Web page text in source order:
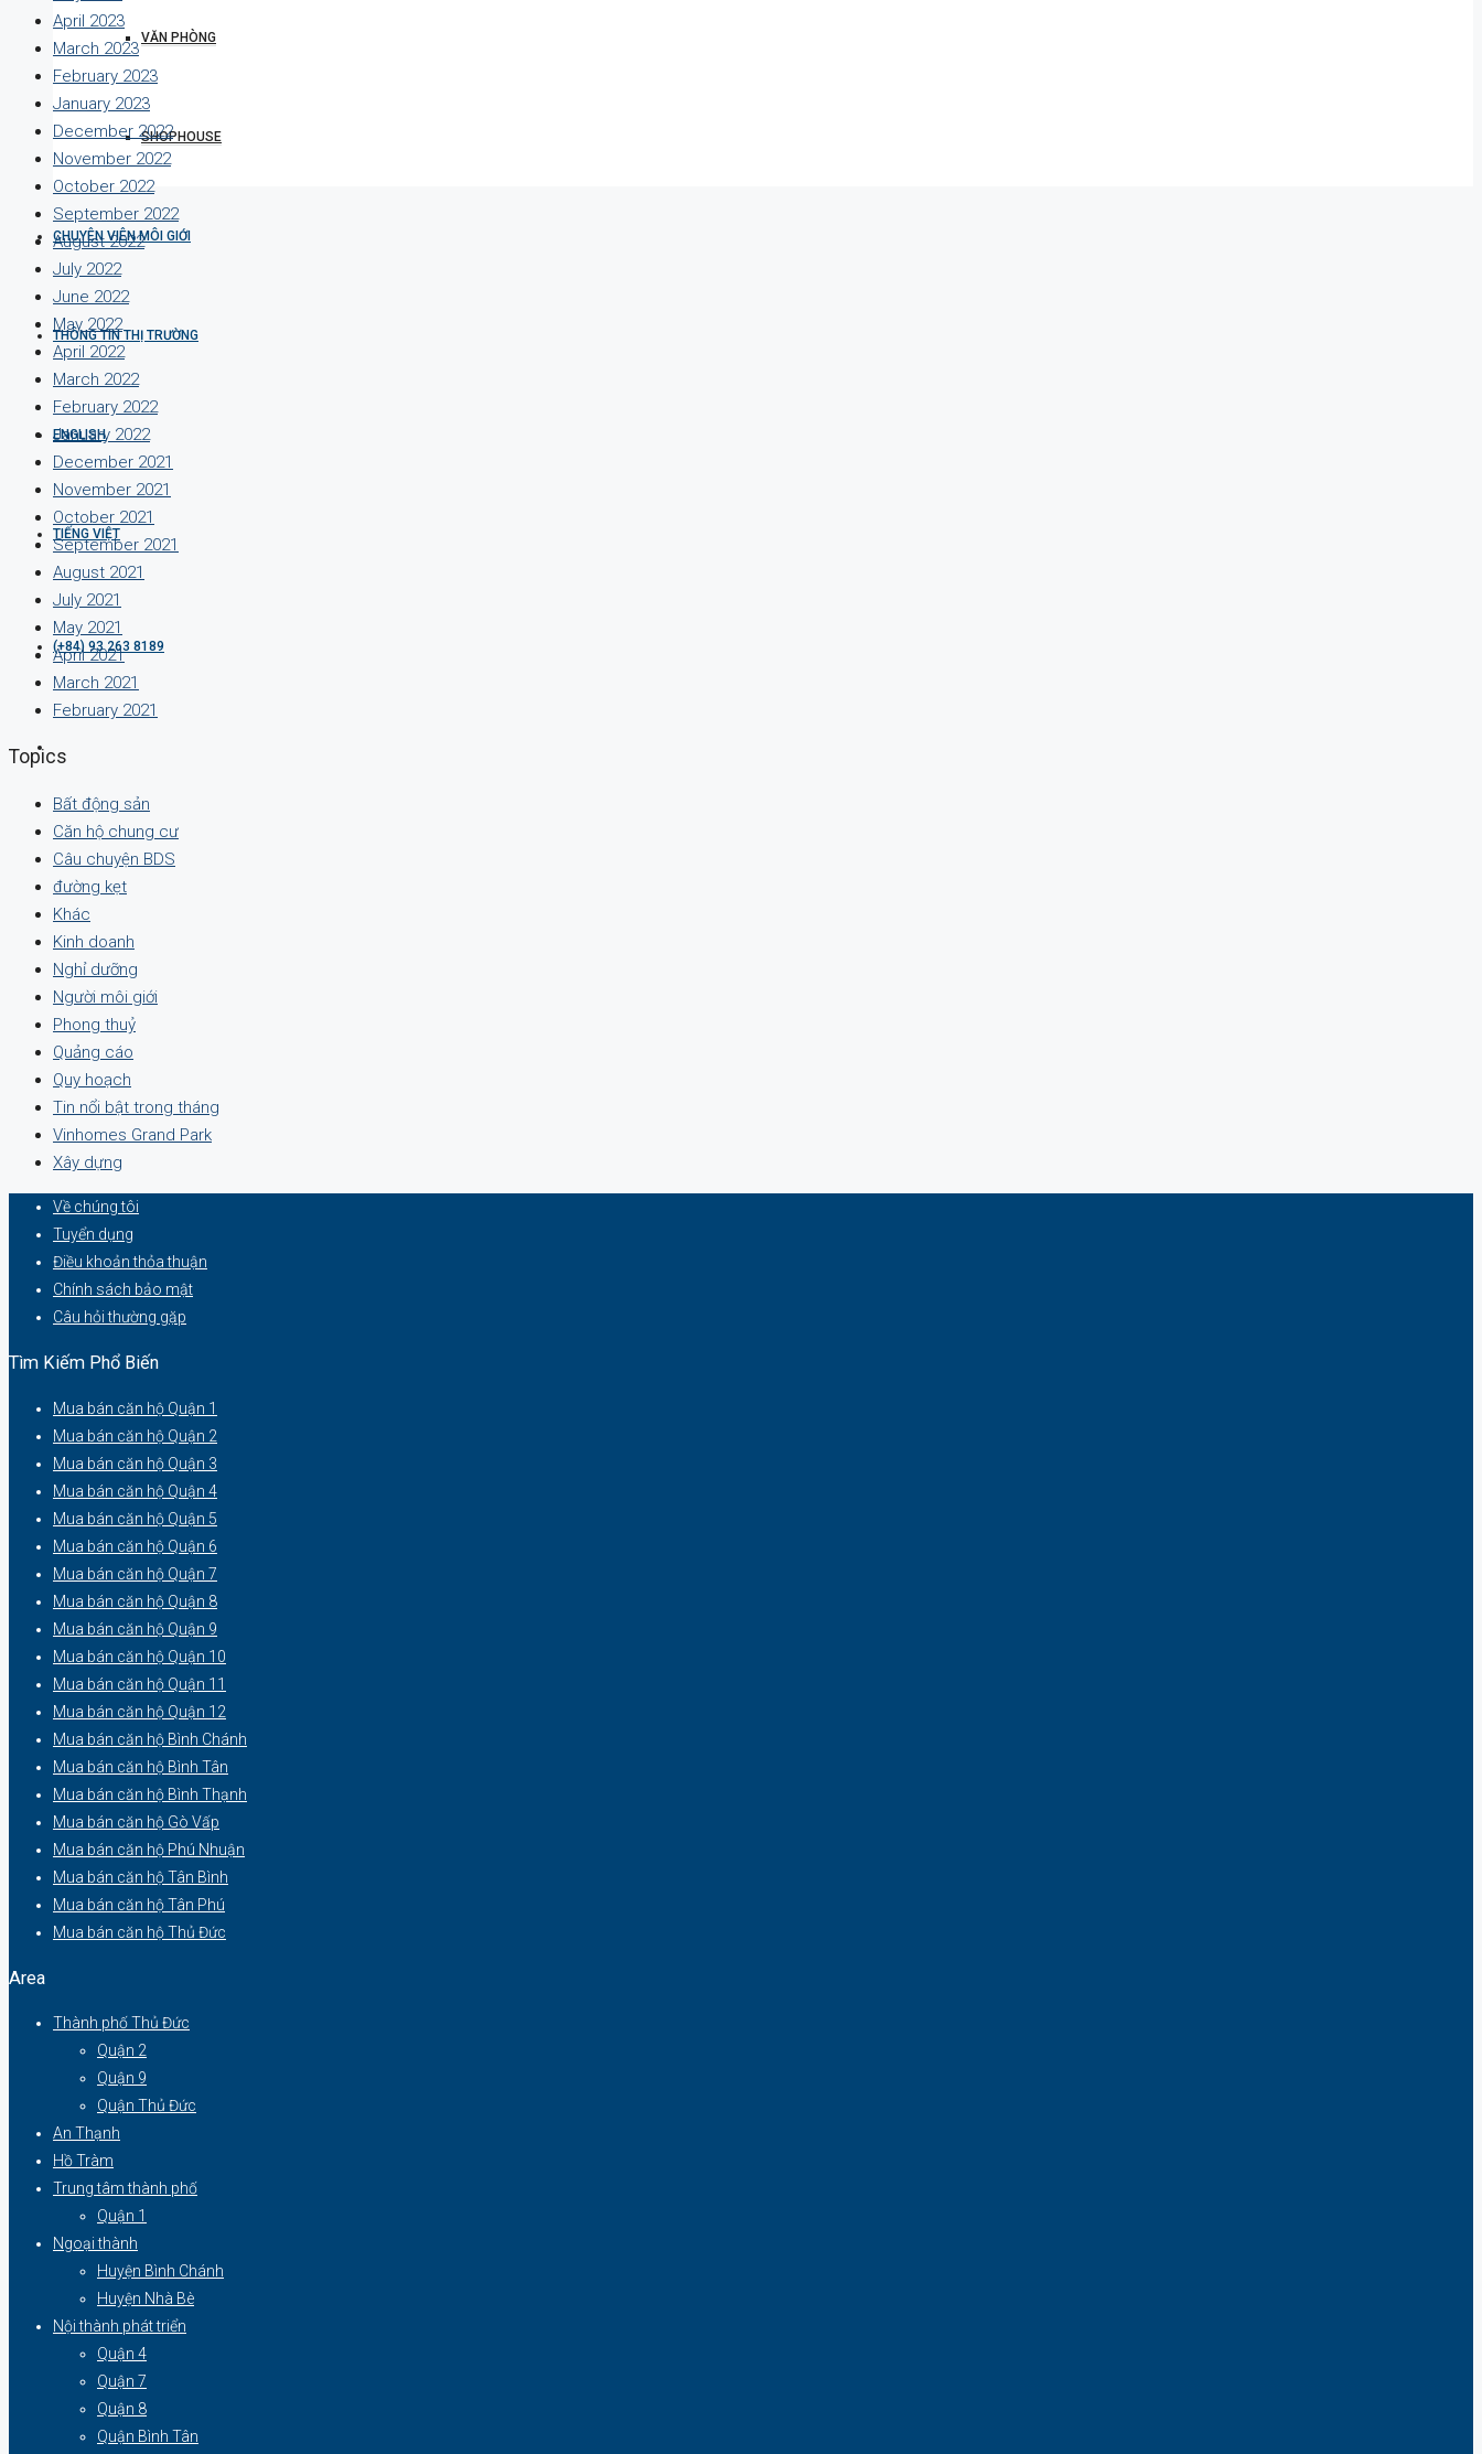
VĂN PHÒNG
SHOPHOUSE
CHUYÊN VIÊN MÔI GIỚI
THÔNG TIN THỊ TRƯỜNG
ENGLISH
TIẾNG VIỆT
(+84) 93 263 8189
April 2023
March 2023
February 2023
January 2023
December 2022
November 2022
October 2022
September 2022
August 2022
July 2022
June 2022
May 2022
April 2022
March 2022
February 2022
January 2022
December 2021
November 2021
October 2021
September 2021
August 2021
July 2021
May 2021
April 2021
March 2021
February 2021
Topics
Bất động sản
Căn hộ chung cư
Câu chuyện BDS
đường kẹt
Khác
Kinh doanh
Nghỉ dưỡng
Người môi giới
Phong thuỷ
Quảng cáo
Quy hoạch
Tin nổi bật trong tháng
Vinhomes Grand Park
Xây dựng
Về chúng tôi
Tuyển dụng
Điều khoản thỏa thuận
Chính sách bảo mật
Câu hỏi thường gặp
Tìm Kiếm Phổ Biến
Mua bán căn hộ Quận 1
Mua bán căn hộ Quận 2
Mua bán căn hộ Quận 3
Mua bán căn hộ Quận 4
Mua bán căn hộ Quận 5
Mua bán căn hộ Quận 6
Mua bán căn hộ Quận 7
Mua bán căn hộ Quận 8
Mua bán căn hộ Quận 9
Mua bán căn hộ Quận 10
Mua bán căn hộ Quận 11
Mua bán căn hộ Quận 12
Mua bán căn hộ Bình Chánh
Mua bán căn hộ Bình Tân
Mua bán căn hộ Bình Thạnh
Mua bán căn hộ Gò Vấp
Mua bán căn hộ Phú Nhuận
Mua bán căn hộ Tân Bình
Mua bán căn hộ Tân Phú
Mua bán căn hộ Thủ Đức
Area
Thành phố Thủ Đức
Quận 2
Quận 9
Quận Thủ Đức
An Thạnh
Hồ Tràm
Trung tâm thành phố
Quận 1
Ngoại thành
Huyện Bình Chánh
Huyện Nhà Bè
Nội thành phát triển
Quận 4
Quận 7
Quận 8
Quận Bình Tân